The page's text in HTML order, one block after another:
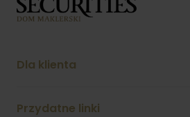
Dla klienta
Przydatne linki